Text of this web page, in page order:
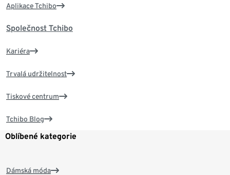
Aplikace Tchibo
Společnost Tchibo
Kariéra
Trvalá udržitelnost
Tiskové centrum
Tchibo Blog
Oblíbené kategorie
Dámská móda